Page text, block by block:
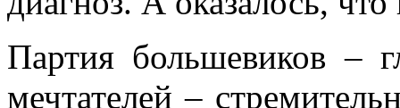
Партия большевиков –
мечтателей –